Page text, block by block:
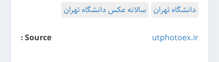
دانشگاه تهران سالانه عکس دانشگاه تهران
Source : utphotoex.ir